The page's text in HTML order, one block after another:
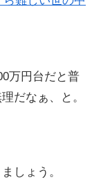
万円台だと普
だなぁ、と。
しょう。